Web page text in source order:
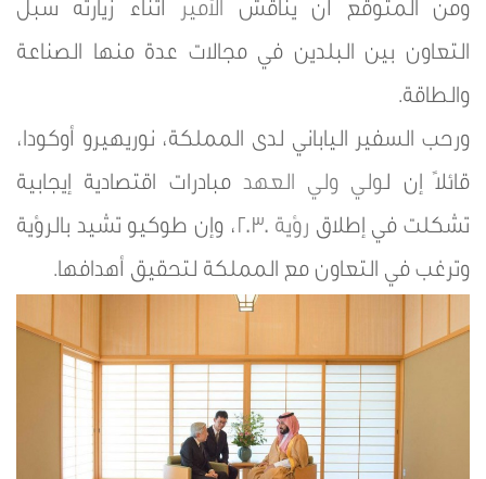
ومن المتوقع أن يناقش الأمير أثناء زيارته سبل
التعاون بين البلدين في مجالات عدة منها الصناعة
والطاقة.
ورحب السفير الياباني لدى المملكة، نوريهيرو أوكودا،
قائلاً إن لولي ولي العهد مبادرات اقتصادية إيجابية
تشكلت في إطلاق رؤية 2030
، وإن طوكيو تشيد بالرؤية
وترغب في التعاون مع المملكة لتحقيق أهدافها.